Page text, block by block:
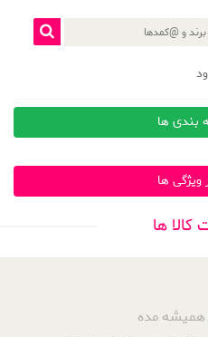
بندی ها
ویژگی ها
ها
همیشه مده